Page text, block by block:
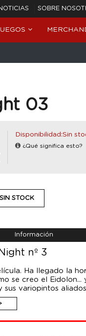
SOBRE
03
Disponibilidad:Sin
¿Qué significa esto?
SIN STOCK
Información
nº 3
Ha llegado la
se creo el
sus variopintos
decisiones que
la cara, haciendo